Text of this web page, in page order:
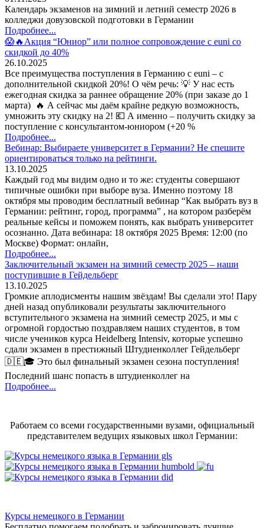
Календарь экзаменов на зимний и летний семестр 2026 в
колледжи довузовской подготовки в Германии
Подробнее...
😱🔥Акция “Юниор” или полное сопровождение с euni со
скидкой до 40%
26.10.2025
Все преимущества поступления в Германию с euni – с
дополнительной скидкой 20%! О чём речь: 💡 У нас есть
ежегодная скидка за раннее обращение 20% (при заказе до 1
марта) 🔥 А сейчас мы даём крайне редкую возможность,
умножить эту скидку на 2! 💶 А именно – получить скидку за
поступление с консультантом-юниором (+20 %
Подробнее...
Вебинар: Выбираете университет в Германии? Не спешите
ориентироваться только на рейтинги.
13.10.2025
Каждый год мы видим одно и то же: студенты совершают
типичные ошибки при выборе вуза. Именно поэтому 18
октября мы проводим бесплатный вебинар “Как выбрать вуз в
Германии: рейтинг, город, программа” , на котором разберём
реальные кейсы и поможем понять, как выбрать университет
осознанно. Дата вебинара: 18 октября 2025 Время: 12:00 (по
Москве) Формат: онлайн,
Подробнее...
Заключительный экзамен на зимний семестр 2025 – наши
поступившие в Гейдельберг
13.10.2025
Громкие аплодисменты нашим звёздам! Вы сделали это! Пару
дней назад опубликовали результаты заключительного
вступительного экзамена на зимний семестр 2025, и мы с
огромной гордостью поздравляем наших студентов, в том
числе учеников курса Heidelberg Intensiv, которые успешно
сдали экзамен в престижный Штудиенколлег Гейдельберг
🇩🇪🎓 Это был финальный экзамен сезона поступления!
Последний шанс попасть в штудиенколлег на
Подробнее...
Работаем со всеми государственными вузами, официальный
представителем ведущих языковых школ Германии:
Курсы немецкого в Германии